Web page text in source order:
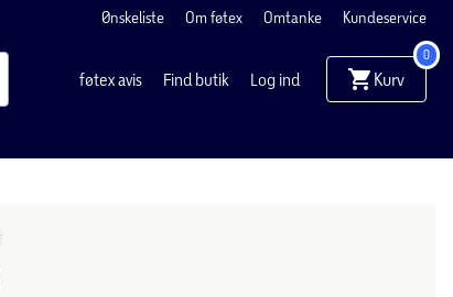
Ønskeliste Om føtex Omtanke Kundeservice
føtex avis Find butik Log ind Kurv
0